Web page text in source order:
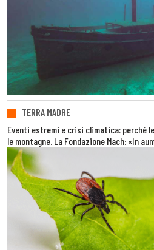
TERRA MADRE
Eventi estremi e crisi climatica: perché
le montagne. La Fondazione Mach: «In